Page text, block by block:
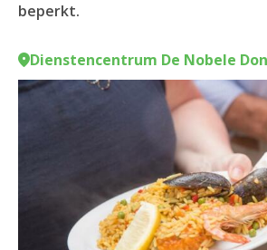
beperkt.
Dienstencentrum De Nobele